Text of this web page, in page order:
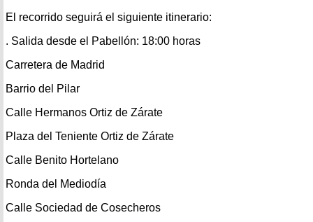
El recorrido seguirá el siguiente itinerario:
. Salida desde el Pabellón: 18:00 horas
Carretera de Madrid
Barrio del Pilar
Calle Hermanos Ortiz de Zárate
Plaza del Teniente Ortiz de Zárate
Calle Benito Hortelano
Ronda del Mediodía
Calle Sociedad de Cosecheros